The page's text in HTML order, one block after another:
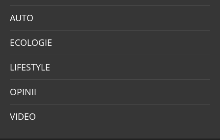
AUTO
ECOLOGIE
LIFESTYLE
OPINII
VIDEO